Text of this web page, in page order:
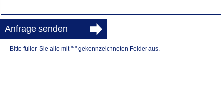
Anfrage senden
Bitte füllen Sie alle mit "*" gekennzeichneten Felder aus.